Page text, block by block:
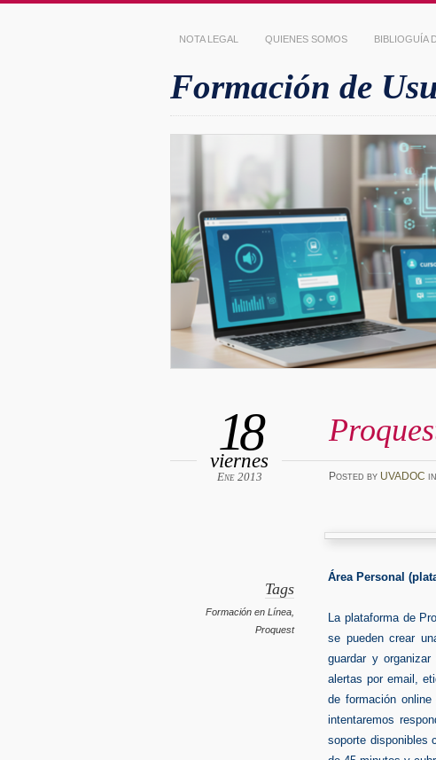
NOTA LEGAL QUIENES SOMOS BIBLIOGUÍA
Formación de
18
viernes
Ene 2013 Posted by UVADOC in
Tags
Formación en Línea
Proquest
Área Personal
La plataforma de
se pueden crear
guardar y
alertas por email,
de formación
intentaremos
soporte disponibles